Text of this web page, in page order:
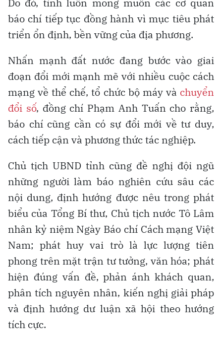
báo chí tiếp tục đồng hành vì mục tiêu phát
triển ổn định, bền vững của địa phương.
Nhấn mạnh đất nước đang bước vào giai
đoạn đổi mới mạnh mẽ với nhiều cuộc cách
mạng về thể chế, tổ chức bộ máy và chuyển
đổi số, đồng chí Phạm Anh Tuấn cho rằng,
báo chí cũng cần có sự đổi mới về tư duy,
cách tiếp cận và phương thức tác nghiệp.
Chủ tịch UBND tỉnh cũng đề nghị đội ngũ
những người làm báo nghiên cứu sâu các
nội dung, định hướng được nêu trong phát
biểu của Tổng Bí thư, Chủ tịch nước Tô Lâm
nhân kỷ niệm Ngày Báo chí Cách mạng Việt
Nam; phát huy vai trò là lực lượng tiên
phong trên mặt trận tư tưởng, văn hóa; phát
hiện đúng vấn đề, phản ánh khách quan,
phân tích nguyên nhân, kiến nghị giải pháp
và định hướng dư luận xã hội theo hướng
tích cực.